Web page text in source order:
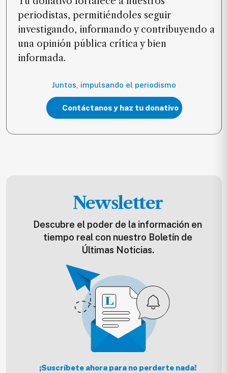
periodistas, permitiéndoles seguir
investigando, informando y contribuyendo a
una opinión pública crítica y bien
informada.
Juntos, impulsando el periodismo
Contáctanos y haz tu donativo
Newsletter
Descubre el poder de la información en
tiempo real con nuestro Boletín de
Últimas Noticias.
¡Suscríbete ahora para no perderte nada!